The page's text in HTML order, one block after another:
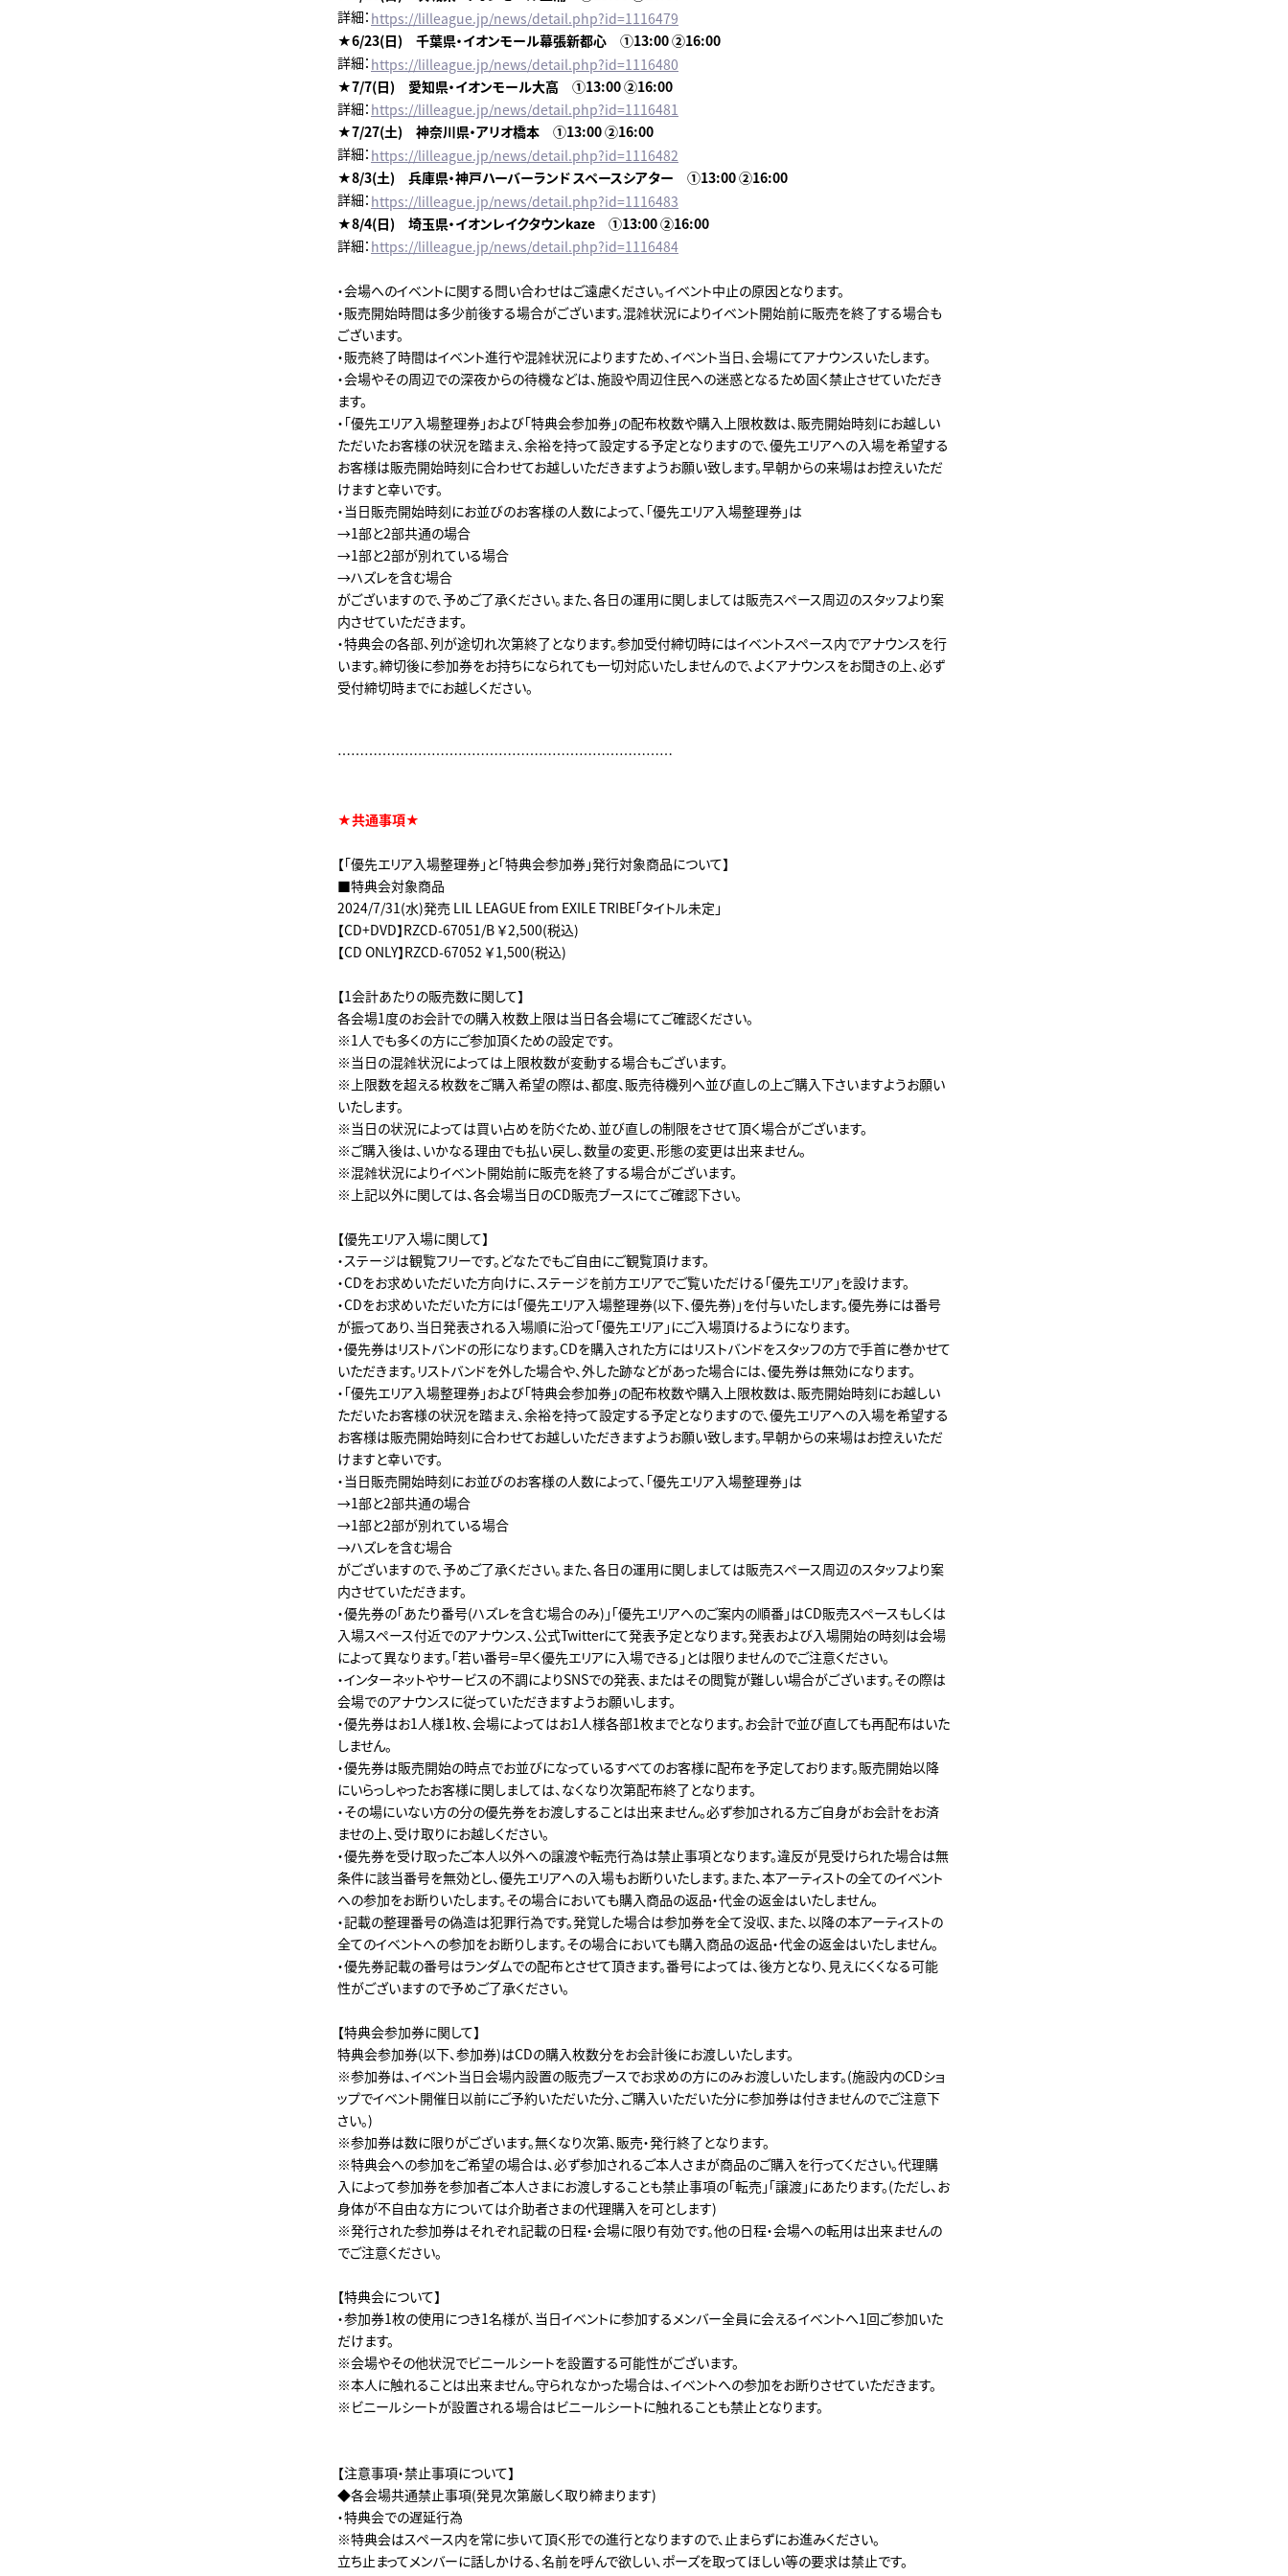
詳細： https://lilleague.jp/news/detail.php?id=1116479
★6/23(日) 千葉県・イオンモール幕張新都心 ①13:00 ②16:00
詳細： https://lilleague.jp/news/detail.php?id=1116480
★7/7(日) 愛知県・イオンモール大高 ①13:00 ②16:00
詳細： https://lilleague.jp/news/detail.php?id=1116481
★7/27(土) 神奈川県・アリオ橋本 ①13:00 ②16:00
詳細： https://lilleague.jp/news/detail.php?id=1116482
★8/3(土) 兵庫県・神戸ハーバーランド スペースシアター ①13:00 ②16:00
詳細： https://lilleague.jp/news/detail.php?id=1116483
★8/4(日) 埼玉県・イオンレイクタウンkaze ①13:00 ②16:00
詳細： https://lilleague.jp/news/detail.php?id=1116484
・会場へのイベントに関する問い合わせはご遠慮ください。イベント中止の原因となります。
・販売開始時間は多少前後する場合がございます。混雑状況によりイベント開始前に販売を終了する場合も
ございます。
・販売終了時間はイベント進行や混雑状況によりますため、イベント当日、会場にてアナウンスいたします。
・会場やその周辺での深夜からの待機などは、施設や周辺住民への迷惑となるため固く禁止させていただき
ます。
・「優先エリア入場整理券」および「特典会参加券」の配布枚数や購入上限枚数は、販売開始時刻にお越しい
ただいたお客様の状況を踏まえ、余裕を持って設定する予定となりますので、優先エリアへの入場を希望する
お客様は販売開始時刻に合わせてお越しいただきますようお願い致します。早朝からの来場はお控えいただ
けますと幸いです。
・当日販売開始時刻にお並びのお客様の人数によって、「優先エリア入場整理券」は
→1部と2部共通の場合
→1部と2部が別れている場合
→ハズレを含む場合
がございますので、予めご了承ください。また、各日の運用に関しましては販売スペース周辺のスタッフより案
内させていただきます。
・特典会の各部、列が途切れ次第終了となります。参加受付締切時にはイベントスペース内でアナウンスを行
います。締切後に参加券をお持ちになられても一切対応いたしませんので、よくアナウンスをお聞きの上、必ず
受付締切時までにお越しください。
…………………………………………………………………
★共通事項★
【「優先エリア入場整理券」と「特典会参加券」発行対象商品について】
■特典会対象商品
2024/7/31(水)発売 LIL LEAGUE from EXILE TRIBE「タイトル未定」
【CD+DVD】RZCD-67051/B ￥2,500(税込)
【CD ONLY】RZCD-67052 ￥1,500(税込)
【1会計あたりの販売数に関して】
各会場1度のお会計での購入枚数上限は当日各会場にてご確認ください。
※1人でも多くの方にご参加頂くための設定です。
※当日の混雑状況によっては上限枚数が変動する場合もございます。
※上限数を超える枚数をご購入希望の際は、都度、販売待機列へ並び直しの上ご購入下さいますようお願い
いたします。
※当日の状況によっては買い占めを防ぐため、並び直しの制限をさせて頂く場合がございます。
※ご購入後は、いかなる理由でも払い戻し、数量の変更、形態の変更は出来ません。
※混雑状況によりイベント開始前に販売を終了する場合がございます。
※上記以外に関しては、各会場当日のCD販売ブースにてご確認下さい。
【優先エリア入場に関して】
・ステージは観覧フリーです。どなたでもご自由にご観覧頂けます。
・CDをお求めいただいた方向けに、ステージを前方エリアでご覧いただける「優先エリア」を設けます。
・CDをお求めいただいた方には「優先エリア入場整理券(以下、優先券)」を付与いたします。優先券には番号
が振ってあり、当日発表される入場順に沿って「優先エリア」にご入場頂けるようになります。
・優先券はリストバンドの形になります。CDを購入された方にはリストバンドをスタッフの方で手首に巻かせて
いただきます。リストバンドを外した場合や、外した跡などがあった場合には、優先券は無効になります。
・「優先エリア入場整理券」および「特典会参加券」の配布枚数や購入上限枚数は、販売開始時刻にお越しい
ただいたお客様の状況を踏まえ、余裕を持って設定する予定となりますので、優先エリアへの入場を希望する
お客様は販売開始時刻に合わせてお越しいただきますようお願い致します。早朝からの来場はお控えいただ
けますと幸いです。
・当日販売開始時刻にお並びのお客様の人数によって、「優先エリア入場整理券」は
→1部と2部共通の場合
→1部と2部が別れている場合
→ハズレを含む場合
がございますので、予めご了承ください。また、各日の運用に関しましては販売スペース周辺のスタッフより案
内させていただきます。
・優先券の「あたり番号(ハズレを含む場合のみ)」「優先エリアへのご案内の順番」はCD販売スペースもしくは
入場スペース付近でのアナウンス、公式Twitterにて発表予定となります。発表および入場開始の時刻は会場
によって異なります。「若い番号=早く優先エリアに入場できる」とは限りませんのでご注意ください。
・インターネットやサービスの不調によりSNSでの発表、またはその閲覧が難しい場合がございます。その際は
会場でのアナウンスに従っていただきますようお願いします。
・優先券はお1人様1枚、会場によってはお1人様各部1枚までとなります。お会計で並び直しても再配布はいた
しません。
・優先券は販売開始の時点でお並びになっているすべてのお客様に配布を予定しております。販売開始以降
にいらっしゃったお客様に関しましては、なくなり次第配布終了となります。
・その場にいない方の分の優先券をお渡しすることは出来ません。必ず参加される方ご自身がお会計をお済
ませの上、受け取りにお越しください。
・優先券を受け取ったご本人以外への譲渡や転売行為は禁止事項となります。違反が見受けられた場合は無
条件に該当番号を無効とし、優先エリアへの入場もお断りいたします。また、本アーティストの全てのイベント
への参加をお断りいたします。その場合においても購入商品の返品・代金の返金はいたしません。
・記載の整理番号の偽造は犯罪行為です。発覚した場合は参加券を全て没収、また、以降の本アーティストの
全てのイベントへの参加をお断りします。その場合においても購入商品の返品・代金の返金はいたしません。
・優先券記載の番号はランダムでの配布とさせて頂きます。番号によっては、後方となり、見えにくくなる可能
性がございますので予めご了承ください。
【特典会参加券に関して】
特典会参加券(以下、参加券)はCDの購入枚数分をお会計後にお渡しいたします。
※参加券は、イベント当日会場内設置の販売ブースでお求めの方にのみお渡しいたします。(施設内のCDショ
ップでイベント開催日以前にご予約いただいた分、ご購入いただいた分に参加券は付きませんのでご注意下
さい。)
※参加券は数に限りがございます。無くなり次第、販売・発行終了となります。
※特典会への参加をご希望の場合は、必ず参加されるご本人さまが商品のご購入を行ってください。代理購
入によって参加券を参加者ご本人さまにお渡しすることも禁止事項の「転売」「譲渡」にあたります。(ただし、お
身体が不自由な方については介助者さまの代理購入を可とします)
※発行された参加券はそれぞれ記載の日程・会場に限り有効です。他の日程・会場への転用は出来ませんの
でご注意ください。
【特典会について】
・参加券1枚の使用につき1名様が、当日イベントに参加するメンバー全員に会えるイベントへ1回ご参加いた
だけます。
※会場やその他状況でビニールシートを設置する可能性がございます。
※本人に触れることは出来ません。守られなかった場合は、イベントへの参加をお断りさせていただきます。
※ビニールシートが設置される場合はビニールシートに触れることも禁止となります。
【注意事項・禁止事項について】
◆各会場共通禁止事項(発見次第厳しく取り締まります)
・特典会での遅延行為
※特典会はスペース内を常に歩いて頂く形での進行となりますので、止まらずにお進みください。
立ち止まってメンバーに話しかける、名前を呼んで欲しい、ポーズを取ってほしい等の要求は禁止です。